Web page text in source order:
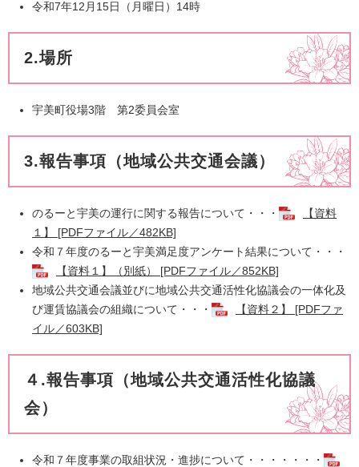
​令和7年12月15日（月曜日）14時
2.場所
宇美町役場3階 第2委員会室
3.報告事項（地域公共交通会議）
のるーと宇美の運行に関する報告について・・・
【資料
１】 [PDFファイル／482KB]
令和７年度のるーと宇美満足度アンケート結果について・・・
【資料１】（別紙） [PDFファイル／852KB]
地域公共交通会議並びに地域公共交通活性化協議会の一体化及
び運賃協議会の組織について・・・
【資料２】 [PDFファ
イル／603KB]
４.報告事項（地域公共交通活性化協議
会）
令和７年度事業の取組状況・進捗について・・・・・・・